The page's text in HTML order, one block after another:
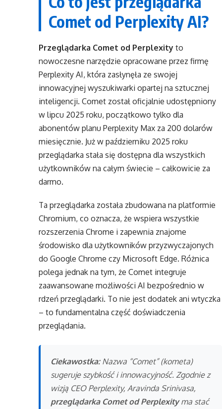
Comet od Perplexity AI?
Przeglądarka Comet od Perplexity to
nowoczesne narzędzie opracowane przez firmę
Perplexity AI, która zasłynęła ze swojej
innowacyjnej wyszukiwarki opartej na sztucznej
inteligencji. Comet został oficjalnie udostępniony
w lipcu 2025 roku, początkowo tylko dla
abonentów planu Perplexity Max za 200 dolarów
miesięcznie. Już w październiku 2025 roku
przeglądarka stała się dostępna dla wszystkich
użytkowników na całym świecie – całkowicie za
darmo.
Ta przeglądarka została zbudowana na platformie
Chromium, co oznacza, że wspiera wszystkie
rozszerzenia Chrome i zapewnia znajome
środowisko dla użytkowników przyzwyczajonych
do Google Chrome czy Microsoft Edge. Różnica
polega jednak na tym, że Comet integruje
zaawansowane możliwości AI bezpośrednio w
rdzeń przeglądarki. To nie jest dodatek ani wtyczka
– to fundamentalna część doświadczenia
przeglądania.
Ciekawostka:Nazwa “Comet” (kometa)
sugeruje szybkość i innowacyjność. Zgodnie z
wizją CEO Perplexity, Aravinda Srinivasa,
przeglądarka Comet od Perplexityma stać